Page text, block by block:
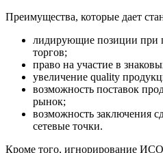
Преимущества, которые дает
лидирующие позиции при
торгов;
право на участие в
увеличение quality
возможность поставок
рынок;
возможность заключения
сетевые точки.
Кроме того, игнорирование